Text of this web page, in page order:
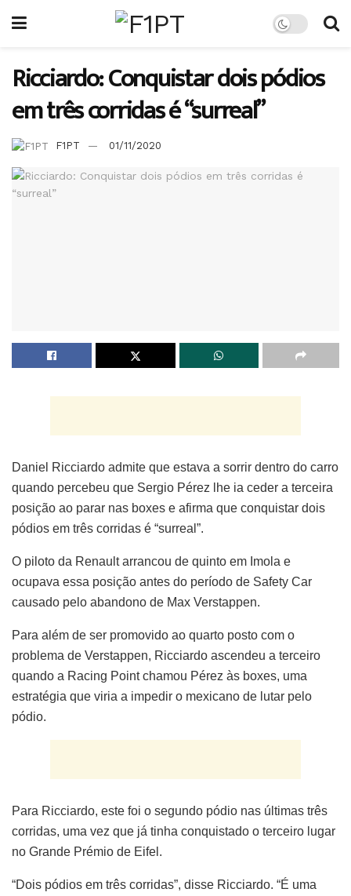
Ricciardo: Conquistar dois pódios
em três corridas é “surreal”
F1PT 01/11/2020
Daniel Ricciardo admite que estava a sorrir dentro do carro
quando percebeu que Sergio Pérez lhe ia ceder a terceira
posição ao parar nas boxes e afirma que conquistar dois
pódios em três corridas é “surreal”.
O piloto da Renault arrancou de quinto em Imola e
ocupava essa posição antes do período de Safety Car
causado pelo abandono de Max Verstappen.
Para além de ser promovido ao quarto posto com o
problema de Verstappen, Ricciardo ascendeu a terceiro
quando a Racing Point chamou Pérez às boxes, uma
estratégia que viria a impedir o mexicano de lutar pelo
pódio.
Para Ricciardo, este foi o segundo pódio nas últimas três
corridas, uma vez que já tinha conquistado o terceiro lugar
no Grande Prémio de Eifel.
“Dois pódios em três corridas”, disse Ricciardo. “É uma